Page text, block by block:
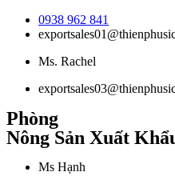
0938 962 841
Ms. Rachel
Phòng
Nông Sản Xuất
Ms Hạnh